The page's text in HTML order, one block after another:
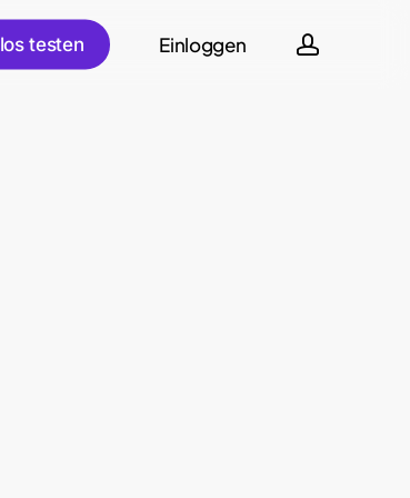
los testen Einloggen account